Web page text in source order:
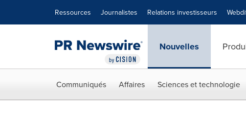
Ressources Journalistes Relations investisseurs
Nouvelles
Communiqués Affaires Sciences et technologie